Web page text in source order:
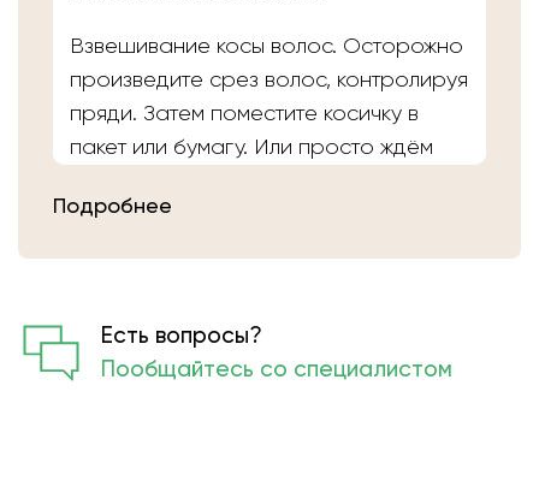
Взвешивание косы волос. Осторожно
произведите срез волос, контролируя
пряди. Затем поместите косичку в
пакет или бумагу. Или просто ждём
мастера выполнят срез волос и
Подробнее
Есть вопросы?
Пообщайтесь со специалистом